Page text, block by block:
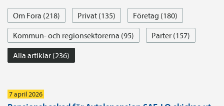
Om Fora (218) Privat (135)
Företag (180)
Kommun- och regionsektorerna (95)
Parter (157)
Alla artiklar (236)
7 april 2026